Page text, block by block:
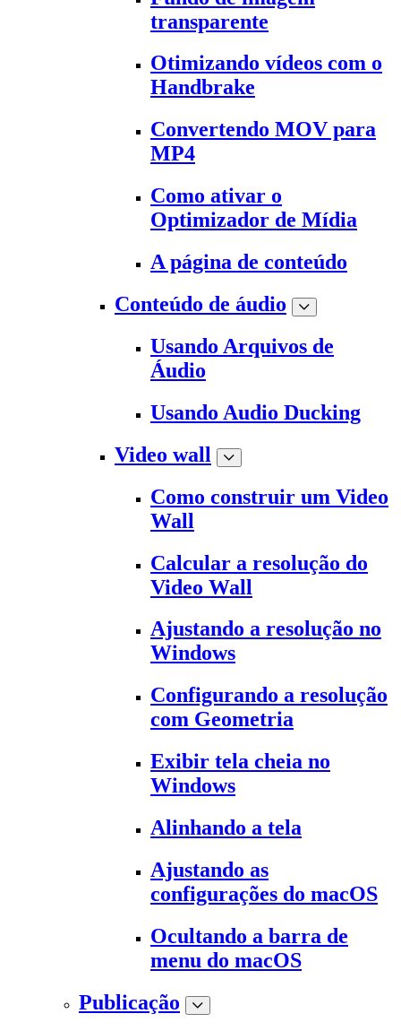
transparente
Otimizando vídeos com o
Handbrake
Convertendo MOV para
MP4
Como ativar o
Optimizador de Mídia
A página de conteúdo
Conteúdo de áudio
Usando Arquivos de
Áudio
Usando Audio Ducking
Video wall
Como construir um Video
Wall
Calcular a resolução do
Video Wall
Ajustando a resolução no
Windows
Configurando a resolução
com Geometria
Exibir tela cheia no
Windows
Alinhando a tela
Ajustando as
configurações do macOS
Ocultando a barra de
menu do macOS
Publicação